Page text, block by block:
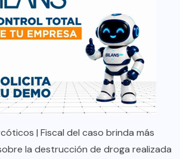
| Fiscal del caso brinda más
la destrucción de droga realizada